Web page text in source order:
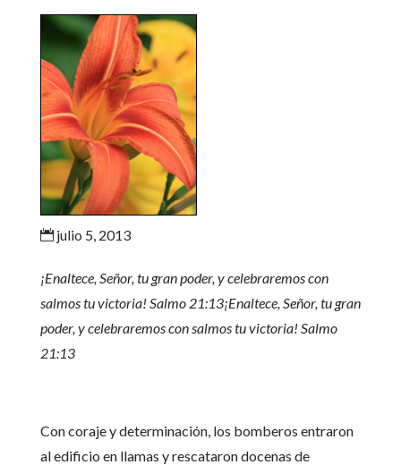
julio 5, 2013
¡Enaltece, Señor, tu gran poder, y celebraremos con
salmos tu victoria! Salmo 21:13¡Enaltece, Señor, tu gran
poder, y celebraremos con salmos tu victoria! Salmo
21:13
Con coraje y determinación, los bomberos entraron
al edificio en llamas y rescataron docenas de